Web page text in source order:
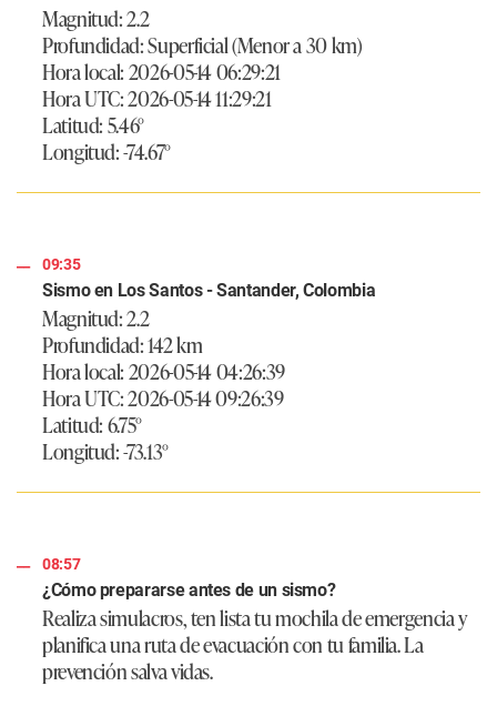
Magnitud: 2.2
Profundidad: Superficial (Menor a 30 km)
Hora local: 2026-05-14 06:29:21
Hora UTC: 2026-05-14 11:29:21
Latitud: 5.46°
Longitud: -74.67°
09:35
Sismo en Los Santos - Santander, Colombia
Magnitud: 2.2
Profundidad: 142 km
Hora local: 2026-05-14 04:26:39
Hora UTC: 2026-05-14 09:26:39
Latitud: 6.75°
Longitud: -73.13°
08:57
¿Cómo prepararse antes de un sismo?
Realiza simulacros, ten lista tu mochila de emergencia y
planifica una ruta de evacuación con tu familia. La
prevención salva vidas.